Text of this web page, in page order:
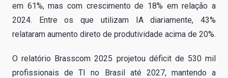
em 61%, mas com crescimento de 18% em relação a
2024. Entre os que utilizam IA diariamente, 43%
relataram aumento direto de produtividade acima de 20%.
O relatório Brasscom 2025 projetou déficit de 530 mil
profissionais de TI no Brasil até 2027, mantendo a